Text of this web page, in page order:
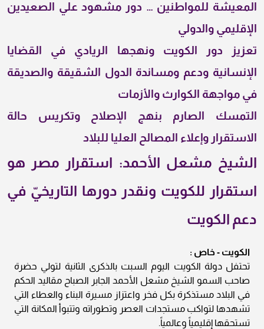
المعيشة للمواطنين … دور مشهود علي الصعيدين
الإقليمي والدولي
تعزيز دور الكويت ونهجها الريادي في القضايا
الإنسانية ودعم ومساندة الدول الشقيقة والصديقة
في مواجهة الكوارث والأزمات
التمسك الصارم بنهج الإصلاح وتكريس حالة
الاستقرار وإعلاء المصالح العليا للبلاد
الشيخ مشعل الأحمد: استقرار مصر هو
استقرار للكويت ونقدر دورها التاريخيّ في
دعم الكويت
الكويت - خاص :
تحتفل دولة الكويت اليوم السبت بالذكرى الثانية لتولي حضرة
صاحب السمو الشيخ مشعل الأحمد الجابر الصباح مقاليد الحكم
في البلاد مستذكرة بكل فخر واعتزاز مسيرة البناء والعطاء التي
تشهدها لتواكب مستجدات العصر وتطوراته وتتبوأ المكانة التي
تستحقها إقليمياً وعالمياً.